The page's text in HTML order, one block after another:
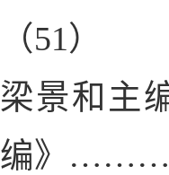
（51）
梁景和主
编》